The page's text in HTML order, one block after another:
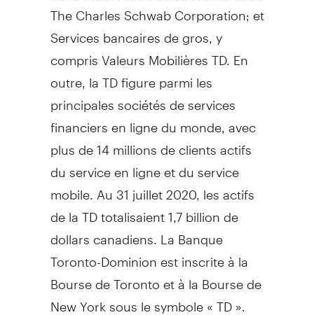
The Charles Schwab Corporation; et
Services bancaires de gros, y
compris Valeurs Mobilières TD. En
outre, la TD figure parmi les
principales sociétés de services
financiers en ligne du monde, avec
plus de 14 millions de clients actifs
du service en ligne et du service
mobile. Au 31 juillet 2020, les actifs
de la TD totalisaient 1,7 billion de
dollars canadiens. La Banque
Toronto-Dominion est inscrite à la
Bourse de Toronto et à la Bourse de
New York sous le symbole « TD ».